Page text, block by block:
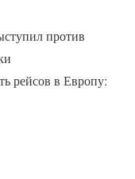
против
рейсов в Европу: